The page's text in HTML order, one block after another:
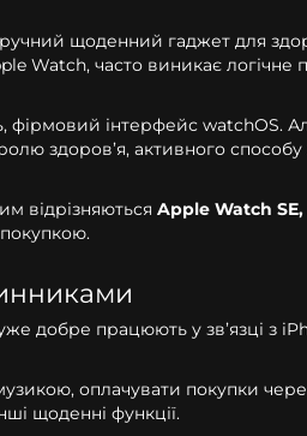
щоденний гаджет для
Watch, часто виникає логічне
інтерфейс watchOS.
здоров’я, активного способу
відрізняються Apple Watch
добре працюють у зв’язці з
оплачувати покупки
щоденні функції.